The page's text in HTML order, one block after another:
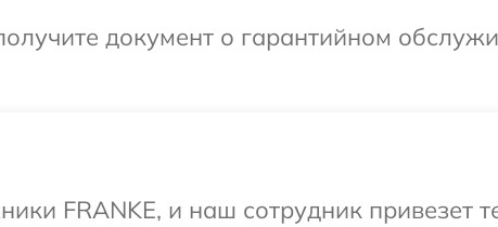
документ о гарантийном
FRANKE, и наш сотрудник привезет